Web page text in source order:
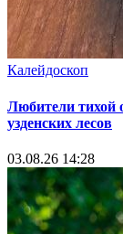
Калейдоскоп
Любители тихой
узденских лесов
03.08.26 14:28